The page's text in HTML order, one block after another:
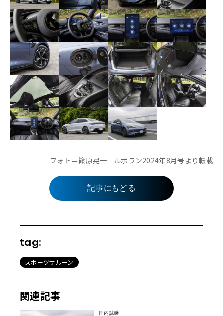
フォト＝篠原晃一 ルボラン2024年8月号より転載
記事にもどる
tag:
スポーツサルーン
関連記事
国内試乗